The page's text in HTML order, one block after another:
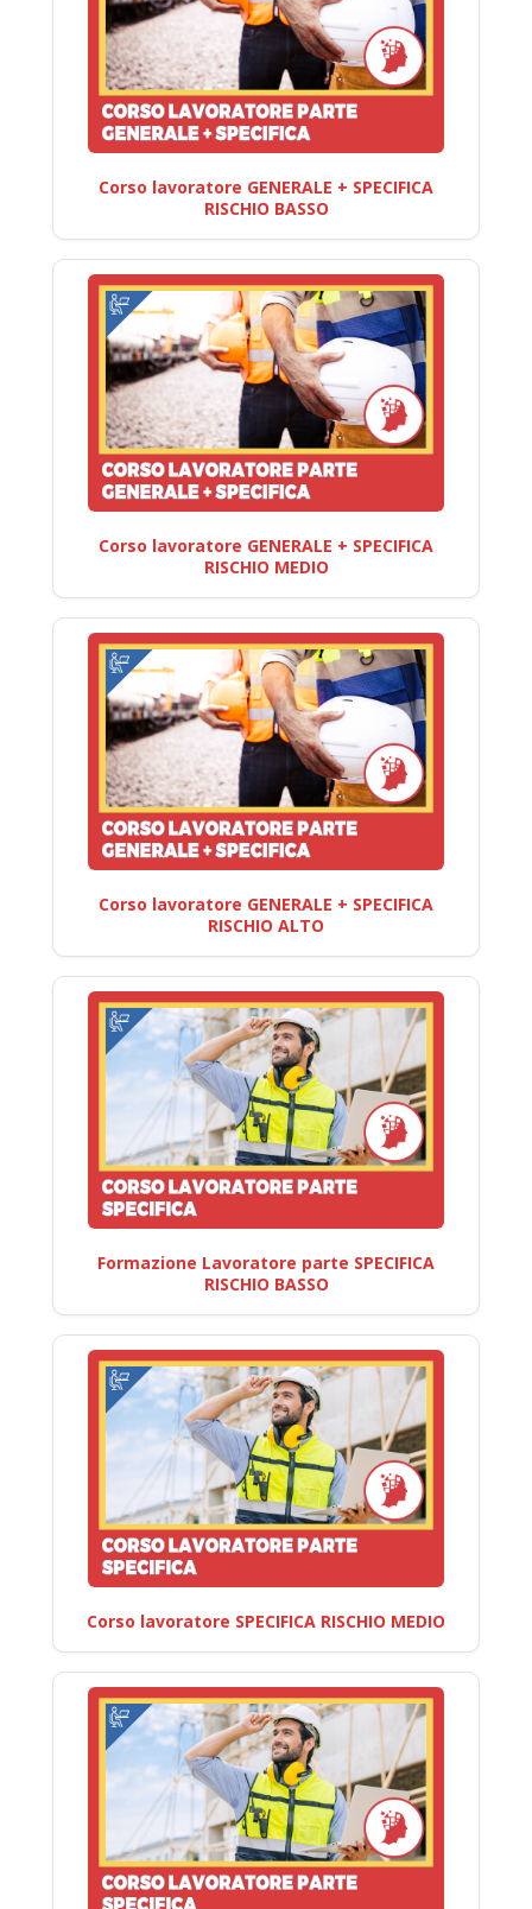
Corso lavoratore GENERALE + SPECIFICA
RISCHIO BASSO
Corso lavoratore GENERALE + SPECIFICA
RISCHIO MEDIO
Corso lavoratore GENERALE + SPECIFICA
RISCHIO ALTO
Formazione Lavoratore parte SPECIFICA
RISCHIO BASSO
Corso lavoratore SPECIFICA RISCHIO MEDIO